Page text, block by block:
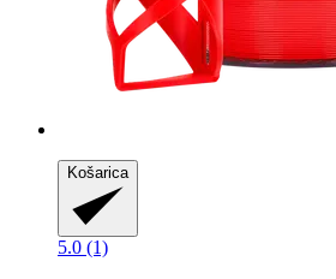
Košarica
5.0 (1)